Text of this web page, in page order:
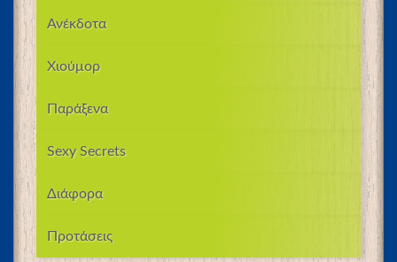
Ανέκδοτα
Χιούμορ
Παράξενα
Sexy Secrets
Διάφορα
Προτάσεις